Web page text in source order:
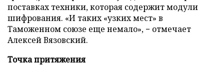
поставках техники, которая содержит модули
шифрования. «И таких «узких мест» в
Таможенном союзе еще немало», − отмечает
Алексей Вязовский.
Точка притяжения